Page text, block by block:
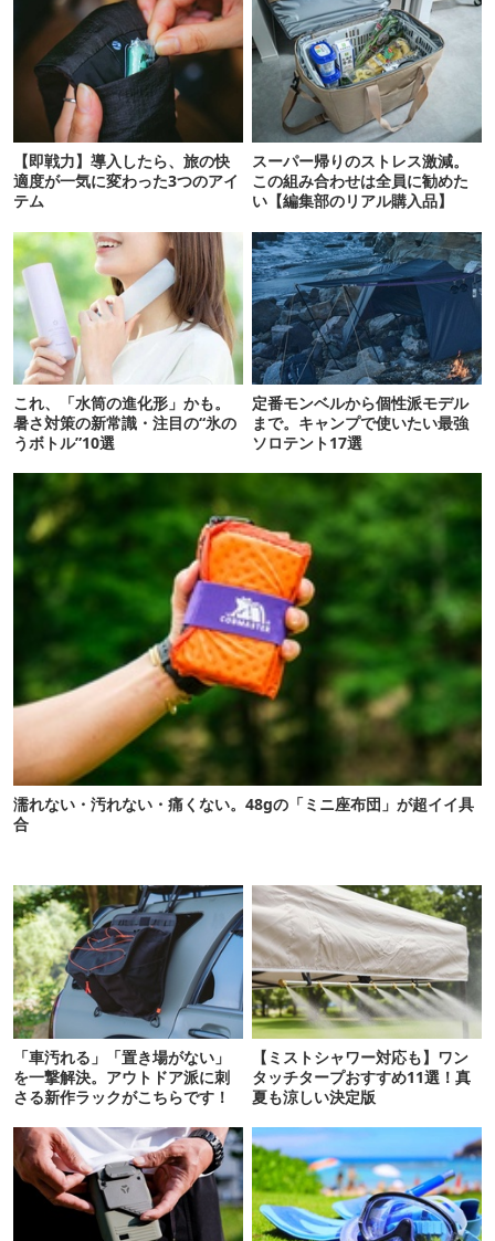
【即戦力】導入したら、旅の快
適度が一気に変わった3つのアイ
テム
スーパー帰りのストレス激減。
この組み合わせは全員に勧めた
い【編集部のリアル購入品】
これ、「水筒の進化形」かも。
暑さ対策の新常識・注目の“氷の
うボトル”10選
定番モンベルから個性派モデル
まで。キャンプで使いたい最強
ソロテント17選
濡れない・汚れない・痛くない。48gの「ミニ座布団」が超イイ具
合
「車汚れる」「置き場がない」
を一撃解決。アウトドア派に刺
さる新作ラックがこちらです！
【ミストシャワー対応も】ワン
タッチタープおすすめ11選！真
夏も涼しい決定版